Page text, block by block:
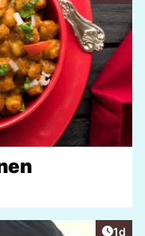
1d